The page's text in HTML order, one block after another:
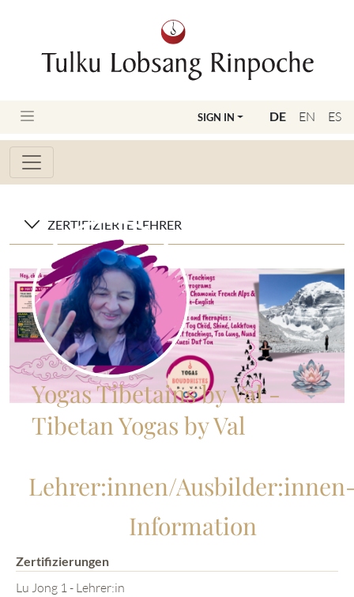
DE EN ES
SIGN IN
ZERTIFIZIERTE LEHRER
Yogas Tibetains by Val -
Tibetan Yogas by Val
Lehrer:innen/
Information
Zertifizierungen
Lu Jong 1 - Lehrer:in